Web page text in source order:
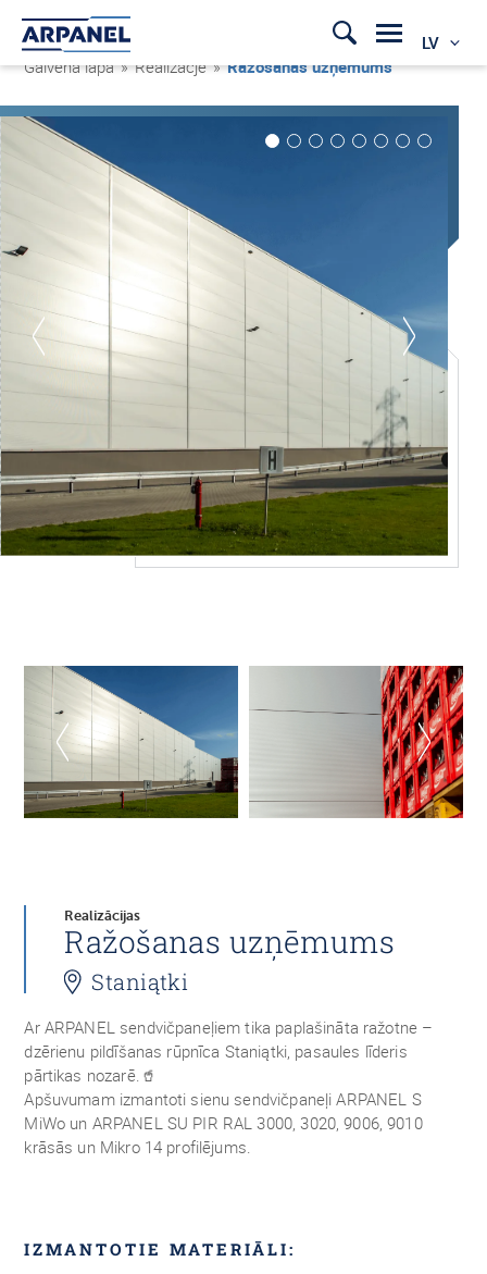
LV
Galvenā lapa » Realizacje »Ražošanas uzņēmums
Realizācijas
Ražošanas uzņēmums
Staniątki
Ar ARPANEL sendvičpaneļiem tika paplašināta ražotne –
dzērienu pildīšanas rūpnīca Staniątki, pasaules līderis
pārtikas nozarē.🥤
Apšuvumam izmantoti sienu sendvičpaneļi ARPANEL S
MiWo un ARPANEL SU PIR RAL 3000, 3020, 9006, 9010
krāsās un Mikro 14 profilējums.
IZMANTOTIE MATERIĀLI: